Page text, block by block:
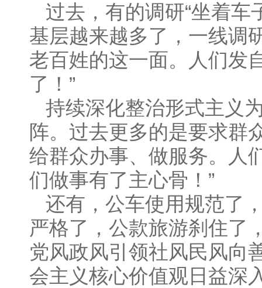
过去，有的调研“坐着车
基层越来越多了，一线调
老百姓的这一面。人们发
了！”
持续深化整治形式主义
阵。过去更多的是要求群
给群众办事、做服务。人
们做事有了主心骨！”
还有，公车使用规范了
严格了，公款旅游刹住
党风政风引领社风民风向
会主义核心价值观日益深